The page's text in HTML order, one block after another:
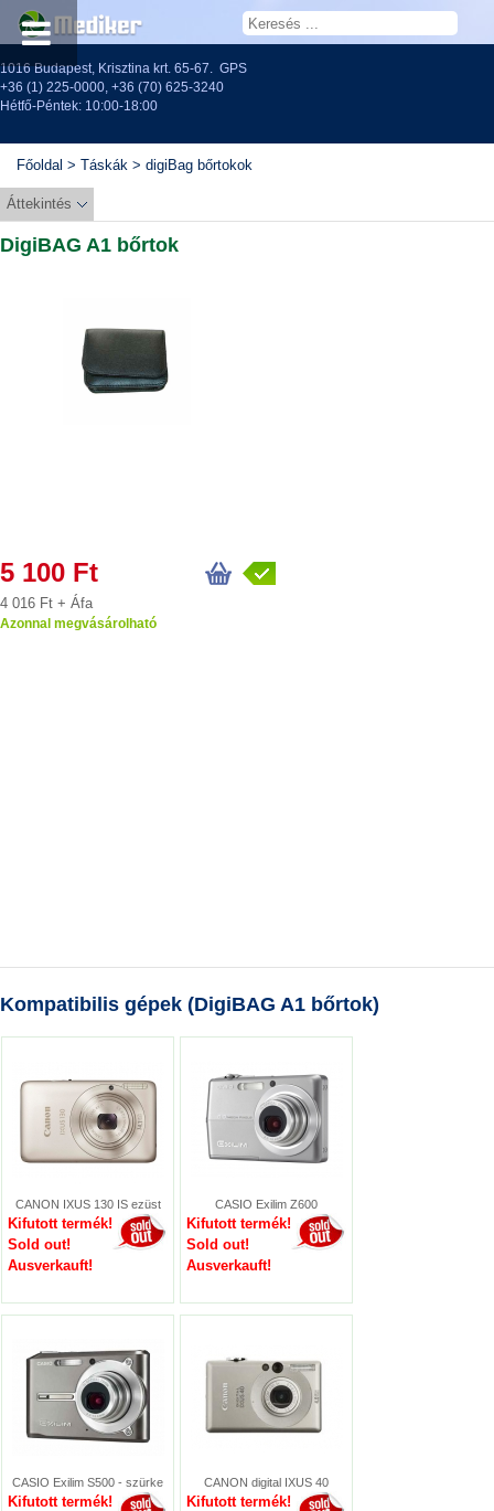
1016 Budapest, Krisztina krt. 65-67. GPS
+36 (1) 225-0000, +36 (70) 625-3240
Hétfő-Péntek: 10:00-18:00
Főoldal > Táskák > digiBag bőrtokok
Áttekintés
DigiBAG A1 bőrtok
5 100 Ft
4 016 Ft + Áfa
Azonnal megvásárolható
Kompatibilis gépek (DigiBAG A1 bőrtok)
CANON IXUS 130 IS ezüst
Kifutott termék!
Sold out!
Ausverkauft!
CASIO Exilim Z600
Kifutott termék!
Sold out!
Ausverkauft!
CASIO Exilim S500 - szürke
Kifutott termék!
CANON digital IXUS 40
Kifutott termék!